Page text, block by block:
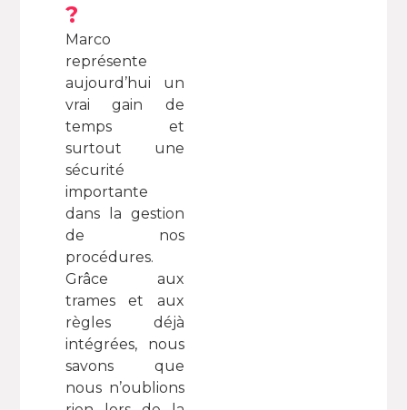
?
Marco
représente
aujourd’hui un
vrai gain de
temps et
surtout une
sécurité
importante
dans la gestion
de nos
procédures.
Grâce aux
trames et aux
règles déjà
intégrées, nous
savons que
nous n’oublions